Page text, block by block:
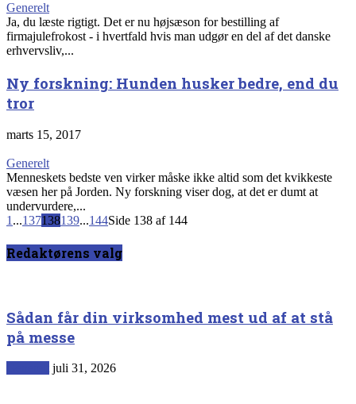
Generelt
Ja, du læste rigtigt. Det er nu højsæson for bestilling af
firmajulefrokost - i hvertfald hvis man udgør en del af det danske
erhvervsliv,...
Ny forskning: Hunden husker bedre, end du
tror
marts 15, 2017
Generelt
Menneskets bedste ven virker måske ikke altid som det kvikkeste
væsen her på Jorden. Ny forskning viser dog, at det er dumt at
undervurdere,...
1 ...137138139...144Side 138 af 144
Redaktørens valg
Sådan får din virksomhed mest ud af at stå
på messe
juli 31, 2026